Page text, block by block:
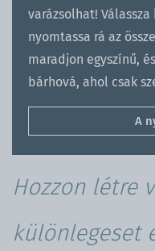
varázsolhat!
nyomtassa rá az
maradjon egyszínű,
bárhová, ahol csak
A
Hozzon létre
különlegeset